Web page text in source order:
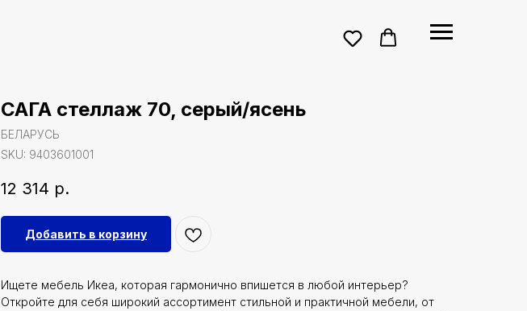
САГА стеллаж 70, серый/ясень
БЕЛАРУСЬ
SKU: 9403601001
12 314 р.
Добавить в корзину
Ищете мебель Икеа, которая гармонично впишется в любой интерьер?
Откройте для себя широкий ассортимент стильной и практичной мебели, от